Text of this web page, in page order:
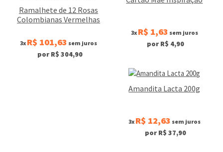
Ramalhete de 12 Rosas
Colombianas Vermelhas
3x R$ 101,63 sem juros
por R$ 304,90
3x R$ 1,63 sem juros
por R$ 4,90
Amandita Lacta 200g
3x R$ 12,63 sem juros
por R$ 37,90